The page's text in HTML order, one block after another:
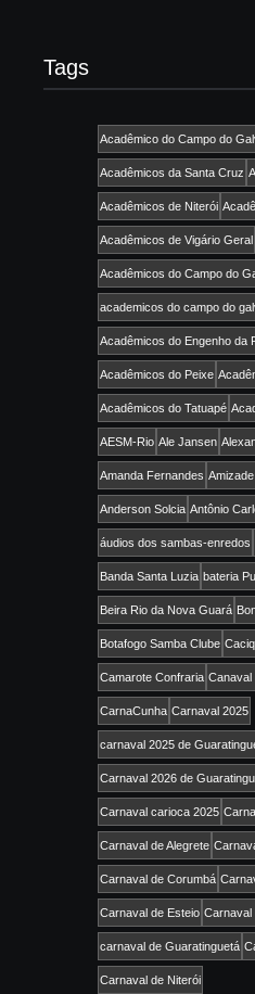
Tags
Acadêmico do Campo do
Acadêmicos da Santa Cruz
Acadêmicos de Niterói
Acadêmicos de Vigário Geral
Acadêmicos do Campo do
academicos do campo do
Acadêmicos do Engenho da
Acadêmicos do Peixe
Acadêmicos do Tatuapé
AESM-Rio Ale Jansen
Amanda Fernandes
Anderson Solcia Antônio
áudios dos sambas-enredos
Banda Santa Luzia bateria
Beira Rio da Nova Guará
Botafogo Samba Clube
Camarote Confraria Canaval
CarnaCunha Carnaval 2025
carnaval 2025 de
Carnaval 2026 de
Carnaval carioca 2025
Carnaval de Alegrete
Carnaval de Corumbá
Carnaval de Esteio Carnaval
carnaval de Guaratinguetá
Carnaval de Niterói